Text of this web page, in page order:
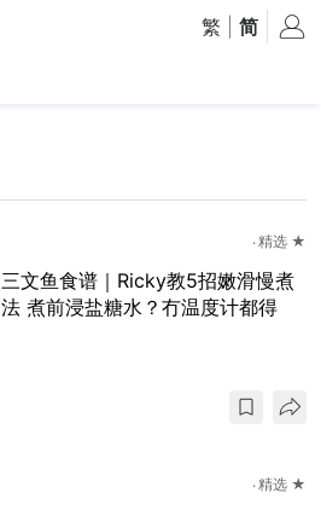
繁 简
精选 ★
三文鱼食谱｜Ricky教5招嫩滑慢煮
法 煮前浸盐糖水？冇温度计都得
精选 ★